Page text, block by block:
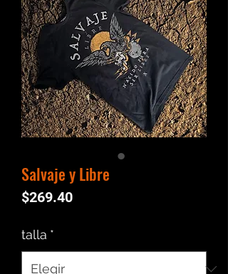
Salvaje y Libre
$269.40Precio
talla *